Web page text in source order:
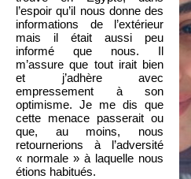
l’espoir qu’il nous donne des
informations de l’extérieur
mais il était aussi peu
informé que nous. Il
m’assure que tout irait bien
et j’adhère avec
empressement à son
optimisme. Je me dis que
cette menace passerait ou
que, au moins, nous
retournerions à l’adversité
« normale » à laquelle nous
étions habitués.